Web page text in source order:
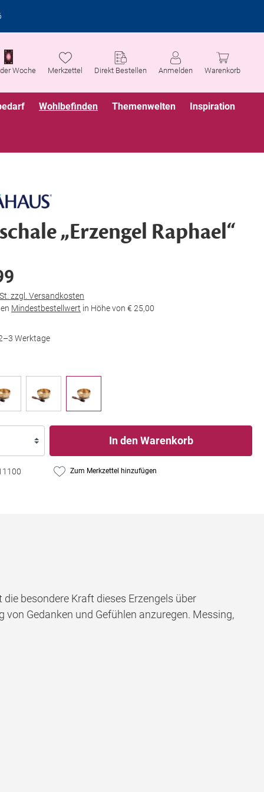
Woche Merkzettel Direkt Bestellen Anmelden Warenkorb
Wohlbefinden Themenwelten Inspiration
„Erzengel Raphael“
zzgl. Versandkosten
Mindestbestellwert in Höhe von € 25,00
Werktage
In den Warenkorb
Zum Merkzettel hinzufügen
besondere Kraft dieses Erzengels über
Gedanken und Gefühlen anzuregen. Messing,